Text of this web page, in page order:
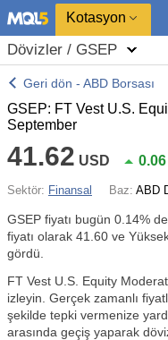
Kotasyon
Dövizler / GSEP
Geri dön - ABD Borsası
GSEP: FT Vest U.S.
September
41.62 USD 0.06
Sektör: Finansal Baz: ABD
GSEP fiyatı bugün 0.14%
fiyatı olarak 41.60 ve
gördü.
FT Vest U.S. Equity
izleyin. Gerçek zamanlı
şekilde tepki vermenize
arasında geçiş yaparak